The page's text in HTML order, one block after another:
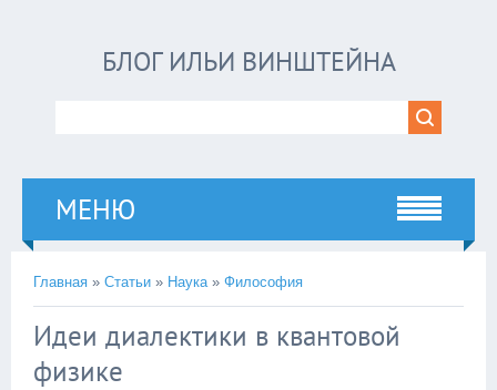
БЛОГ ИЛЬИ ВИНШТЕЙНА
МЕНЮ
Главная » Статьи » Наука» Философия
Идеи диалектики в квантовой
физике